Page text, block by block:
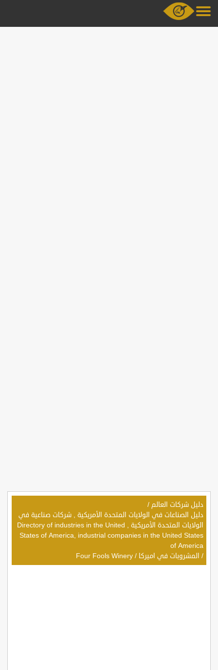
دليل شركات العالم /
دليل الصناعات في الولايات المتحدة الأمريكية , شركات صناعية في
الولايات المتحدة الأمريكية , Directory of industries in the United
States of America, industrial companies in the United States
of America
/ المشروبات في اميركا /
Four Fools Winery